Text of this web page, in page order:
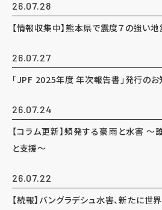
26.07.28
【情報収集中】熊本県で震度７の強い地
26.07.27
「JPF 2025年度 年次報告書」発行のお
26.07.24
【コラム更新】頻発する豪雨と水害 ～
と支援～
26.07.22
【続報】バングラデシュ水害、新たに